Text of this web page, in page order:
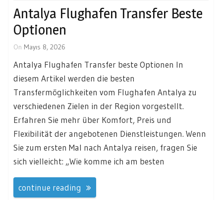
Antalya Flughafen Transfer Beste
Optionen
On Mayıs 8, 2026
Antalya Flughafen Transfer beste Optionen In
diesem Artikel werden die besten
Transfermöglichkeiten vom Flughafen Antalya zu
verschiedenen Zielen in der Region vorgestellt.
Erfahren Sie mehr über Komfort, Preis und
Flexibilität der angebotenen Dienstleistungen. Wenn
Sie zum ersten Mal nach Antalya reisen, fragen Sie
sich vielleicht: „Wie komme ich am besten
continue reading